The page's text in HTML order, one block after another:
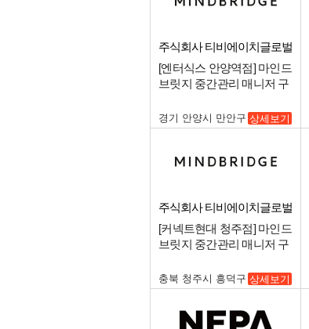
주식회사 티비에이치글로벌
[엔터식스 안양역점] 마인드
브릿지 중간관리 매니저 구
경기 안양시 만안구 상세보기
주식회사 티비에이치글로벌
[커넥트현대 청주점] 마인드
브릿지 중간관리 매니저 구
충북 청주시 흥덕구 상세보기